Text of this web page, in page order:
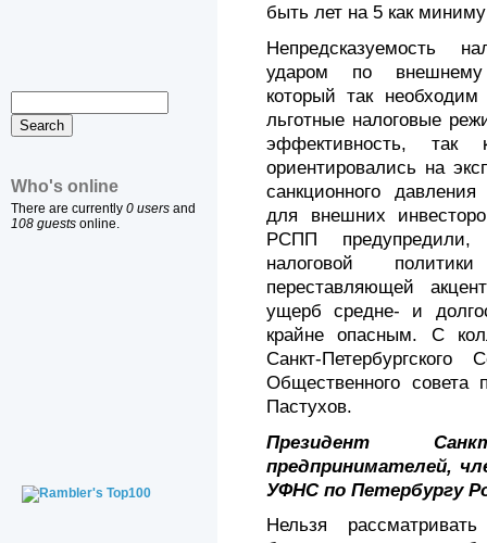
Who's online
There are currently 0 users and
108 guests online.
быть лет на 5 как
Непредсказуемость
ударом по внешнему
который так
льготные налоговые
эффективность, так
ориентировались на
санкционного
для внешних
РСПП предупредили,
налоговой
переставляющей
ущерб средне- и
крайне опасным. С
Санкт-
Общественного
Пастухов.
Президент
предпринимателей,
УФНС по Петербургу
Нельзя